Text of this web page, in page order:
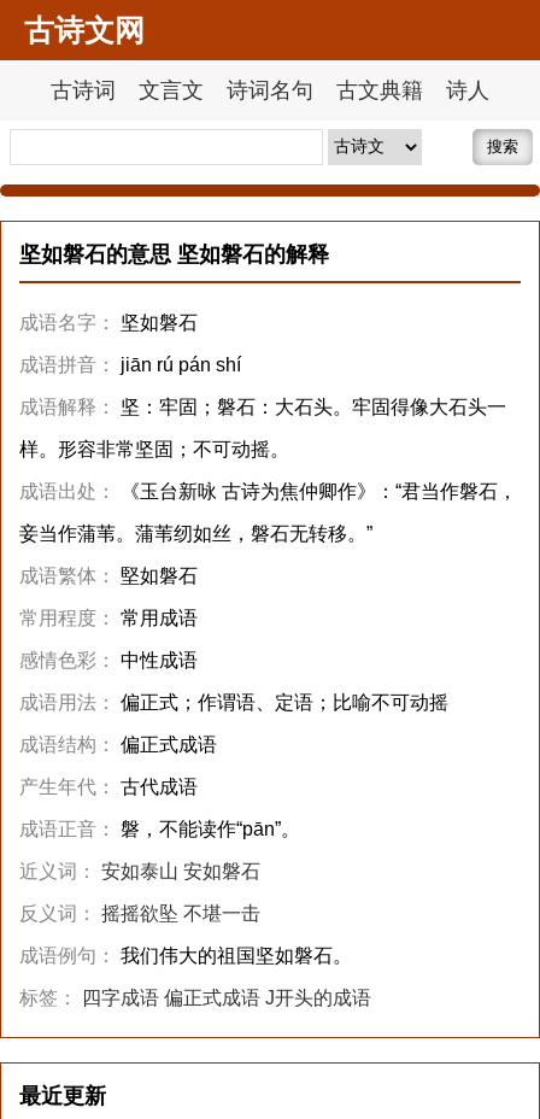
古诗文网
古诗词 文言文 诗词名句 古文典籍 诗人
搜索
坚如磐石的意思 坚如磐石的解释
成语名字： 坚如磐石
成语拼音： jiān rú pán shí
成语解释： 坚：牢固；磐石：大石头。牢固得像大石头一
样。形容非常坚固；不可动摇。
成语出处： 《玉台新咏 古诗为焦仲卿作》：“君当作磐石，
妾当作蒲苇。蒲苇纫如丝，磐石无转移。”
成语繁体： 堅如磐石
常用程度： 常用成语
感情色彩： 中性成语
成语用法： 偏正式；作谓语、定语；比喻不可动摇
成语结构： 偏正式成语
产生年代： 古代成语
成语正音： 磐，不能读作“pān”。
近义词： 安如泰山 安如磐石
反义词： 摇摇欲坠 不堪一击
成语例句： 我们伟大的祖国坚如磐石。
标签： 四字成语 偏正式成语 J开头的成语
最近更新